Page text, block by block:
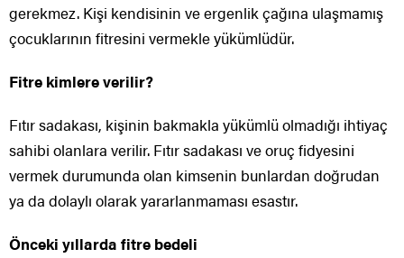
gerekmez. Kişi kendisinin ve ergenlik çağına ulaşmamış
çocuklarının fitresini vermekle yükümlüdür.
Fitre kimlere verilir?
Fıtır sadakası, kişinin bakmakla yükümlü olmadığı ihtiyaç
sahibi olanlara verilir. Fıtır sadakası ve oruç fidyesini
vermek durumunda olan kimsenin bunlardan doğrudan
ya da dolaylı olarak yararlanmaması esastır.
Önceki yıllarda fitre bedeli